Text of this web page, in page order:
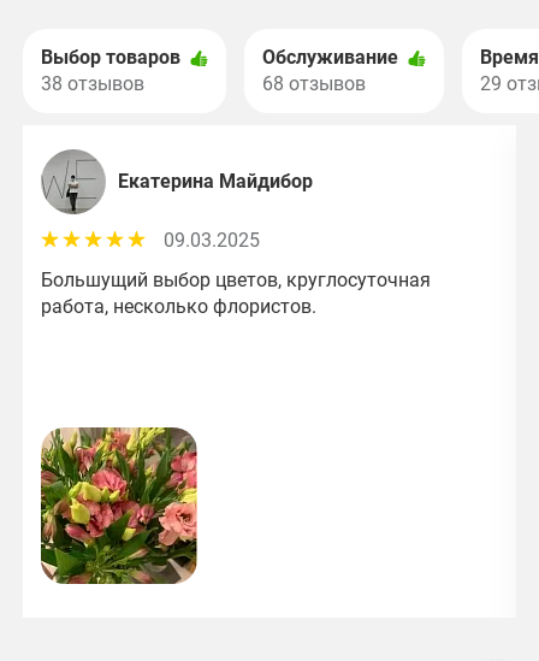
Выбор товаров
38 отзывов
Обслуживание
68 отзывов
29
Екатерина Майдибор
09.03.2025
Большущий выбор цветов, круглосуточная
работа, несколько флористов.